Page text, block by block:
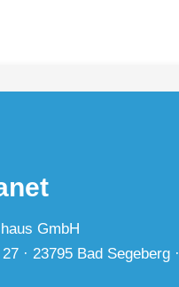
GmbH
· 23795 Bad Segeberg ·